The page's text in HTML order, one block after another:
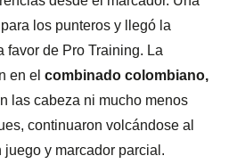
los punteros y llegó la
favor de Pro Training. La
en el combinado colombiano,
las cabeza ni mucho menos
continuaron volcándose al
y marcador parcial.